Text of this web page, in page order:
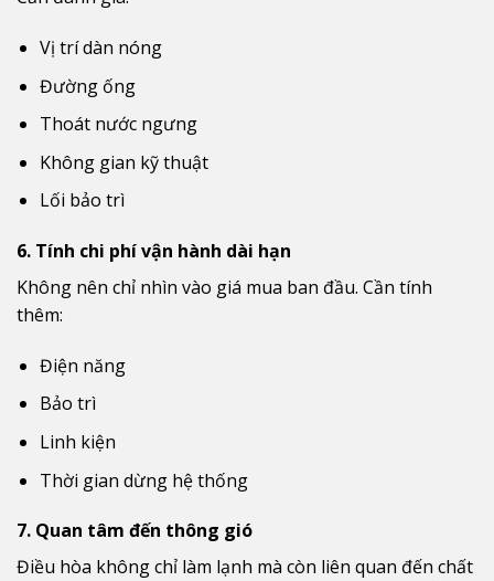
Vị trí dàn nóng
Đường ống
Thoát nước ngưng
Không gian kỹ thuật
Lối bảo trì
6. Tính chi phí vận hành dài hạn
Không nên chỉ nhìn vào giá mua ban đầu. Cần tính
thêm:
Điện năng
Bảo trì
Linh kiện
Thời gian dừng hệ thống
7. Quan tâm đến thông gió
Điều hòa không chỉ làm lạnh mà còn liên quan đến chất